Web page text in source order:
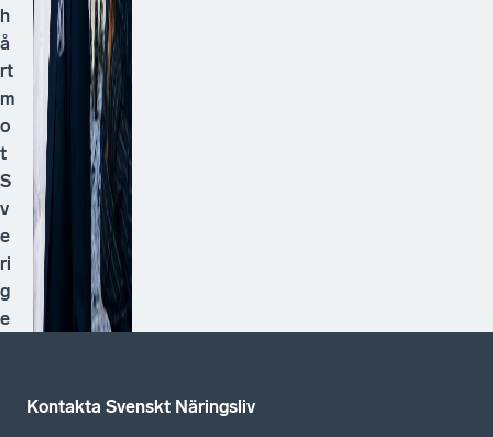
h
å
rt
m
o
t
S
v
e
ri
g
e
Kontakta Svenskt Näringsliv